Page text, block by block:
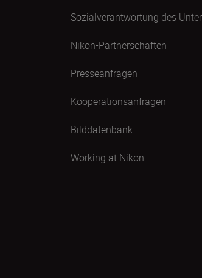
Sozialverantwortung des
Nikon-Partnerschaften
Presseanfragen
Kooperationsanfragen
Bilddatenbank
Working at Nikon